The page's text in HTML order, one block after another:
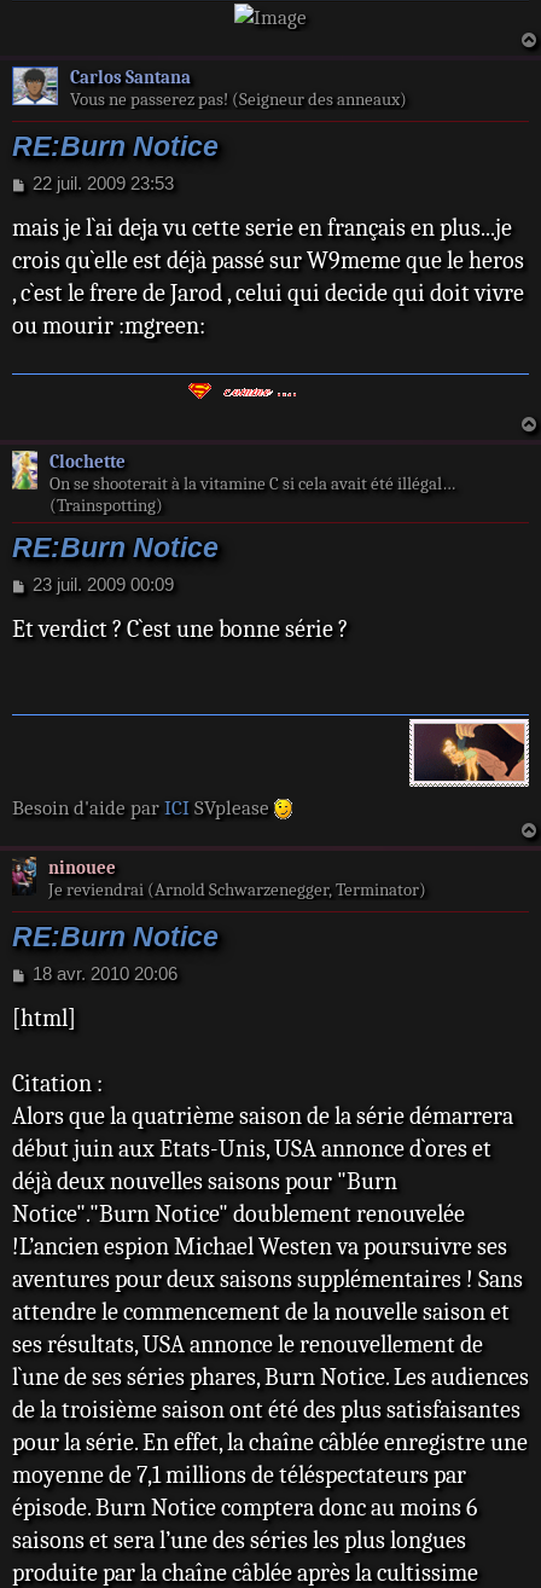
Carlos Santana
Vous ne passerez pas! (Seigneur des anneaux)
RE:Burn Notice
M
s
a
g
22 juil. 2009 23:53
mais je l`ai deja vu cette serie en français en plus...je
crois qu`elle est déjà passé sur W9meme que le heros
, c`est le frere de Jarod , celui qui decide qui doit vivre
ou mourir :mgreen:
Clochette
On se shooterait à la vitamine C si cela avait été illégal…
(Trainspotting)
RE:Burn Notice
M
s
e
23 juil. 2009 00:09
Et verdict ? C`est une bonne série ?
Besoin d'aide par ICI SVplease
ninouee
Je reviendrai (Arnold Schwarzenegger, Terminator)
RE:Burn Notice
M
s
g
e
18 avr. 2010 20:06
[html]
Citation :
Alors que la quatrième saison de la série démarrera
début juin aux Etats-Unis, USA annonce d`ores et
déjà deux nouvelles saisons pour "Burn
Notice"."Burn Notice" doublement renouvelée
!L’ancien espion Michael Westen va poursuivre ses
aventures pour deux saisons supplémentaires ! Sans
attendre le commencement de la nouvelle saison et
ses résultats, USA annonce le renouvellement de
l`une de ses séries phares, Burn Notice. Les audiences
de la troisième saison ont été des plus satisfaisantes
pour la série. En effet, la chaîne câblée enregistre une
moyenne de 7,1 millions de téléspectateurs par
épisode. Burn Notice comptera donc au moins 6
saisons et sera l’une des séries les plus longues
produite par la chaîne câblée après la cultissime